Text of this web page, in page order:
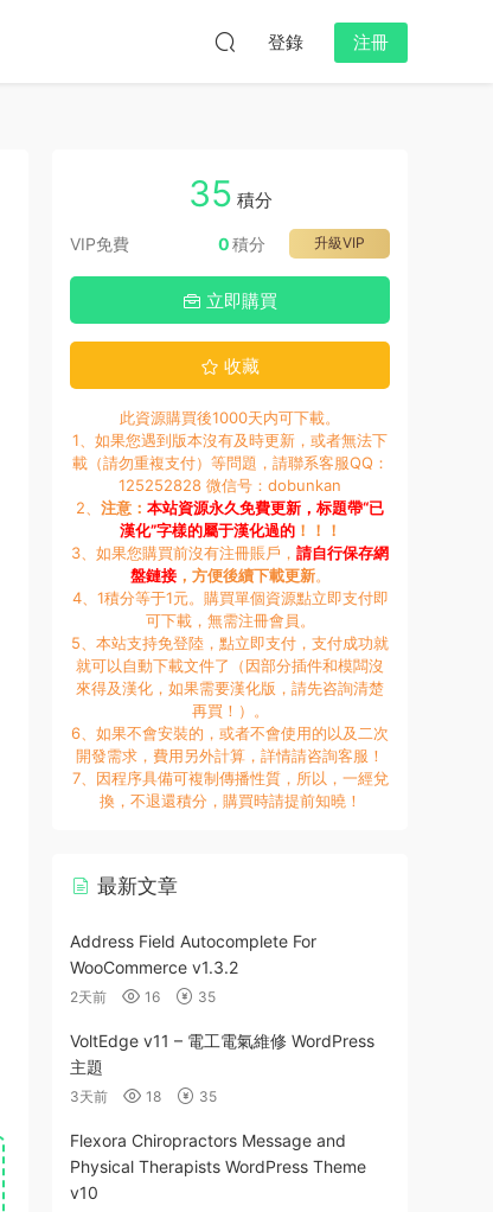
登錄 注冊
35 積分
VIP免費 升級VIP
0積分
立即購買
收藏
此資源購買後1000天内可下載。
1、如果您遇到版本沒有及時更新，或者無法下
載（請勿重複支付）等問題，請聯系客服QQ：
125252828 微信号：dobunkan
2、 注意： 本站資源永久免費更新，标題帶“已
漢化”字樣的屬于漢化過的！！！
3、如果您購買前沒有注冊賬戶， 請自行保存網
盤鏈接，方便後續下載更新。
4、1積分等于1元。購買單個資源點立即支付即
可下載，無需注冊會員。
5、本站支持免登陸，點立即支付，支付成功就
就可以自動下載文件了（因部分插件和模闆沒
來得及漢化，如果需要漢化版，請先咨詢清楚
再買！）。
6、如果不會安裝的，或者不會使用的以及二次
開發需求，費用另外計算，詳情請咨詢客服！
7、因程序具備可複制傳播性質，所以，一經兌
換，不退還積分，購買時請提前知曉！
最新文章
Address Field Autocomplete For
WooCommerce v1.3.2
2天前 16 35
VoltEdge v11 – 電工電氣維修 WordPress
主題
3天前 18 35
Flexora Chiropractors Message and
Physical Therapists WordPress Theme
v10